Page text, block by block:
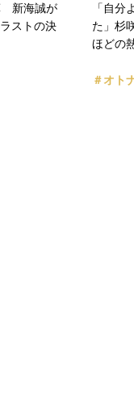
新海誠が
ストの決
「自分
た」杉
ほどの
＃オト